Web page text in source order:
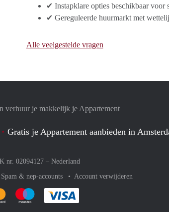
✔ Instapklare opties beschikbaar voor
✔ Gereguleerde huurmarkt met
Alle veelgestelde vragen
verhuur je makkelijk je Appartement
Gratis je Appartement aanbieden in
nr. 02094127 – Nederland
Spam & nep-accounts Account verwijderen
gemakkelijk af met Paypal
Je rekent gemakkelijk af met Mastercard
Je rekent gemakkelijk af met Meastro